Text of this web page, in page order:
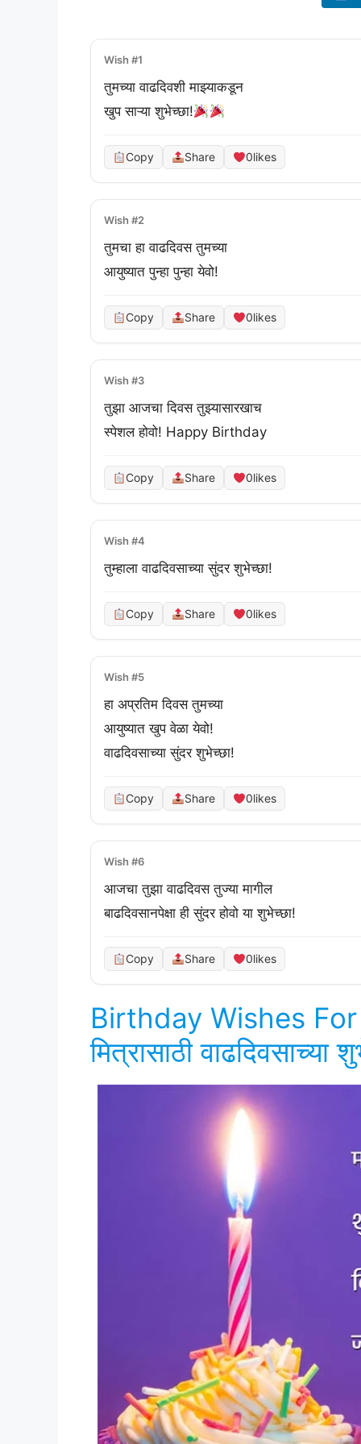
Wish #1
तुमच्या वाढदिवशी माझ्याकडून
खुप साऱ्या शुभेच्छा!
Copy Share 0likes
Wish #2
तुमचा हा वाढदिवस तुमच्या
आयुष्यात पुन्हा पुन्हा येवो!
Copy Share 0likes
Wish #3
तुझा आजचा दिवस तुझ्यासारखाच
स्पेशल होवो! Happy Birthday
Copy Share 0likes
Wish #4
तुम्हाला वाढदिवसाच्या सुंदर शुभेच्छा!
Copy Share 0likes
Wish #5
हा अप्रतिम दिवस तुमच्या
आयुष्यात खुप वेळा येवो!
वाढदिवसाच्या सुंदर शुभेच्छा!
Copy Share 0likes
Wish #6
आजचा तुझा वाढदिवस तुज्या मागील
बाढदिवसानपेक्षा ही सुंदर होवो या शुभेच्छा!
Copy Share 0likes
Birthday Wishes
मित्रासाठी वाढदिवसाच्या